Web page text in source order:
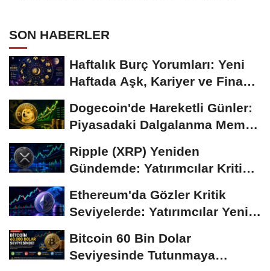
SON HABERLER
Haftalık Burç Yorumları: Yeni
Haftada Aşk, Kariyer ve Finans
Dogecoin'de Hareketli Günler:
Piyasadaki Dalgalanma Meme
Ripple (XRP) Yeniden
Gündemde: Yatırımcılar Kritik
Ethereum'da Gözler Kritik
Seviyelerde: Yatırımcılar Yeni
Bitcoin 60 Bin Dolar
Seviyesinde Tutunmaya